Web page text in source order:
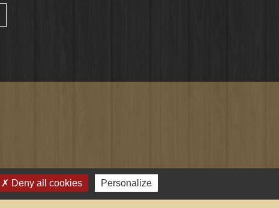
Deny all cookies Personalize